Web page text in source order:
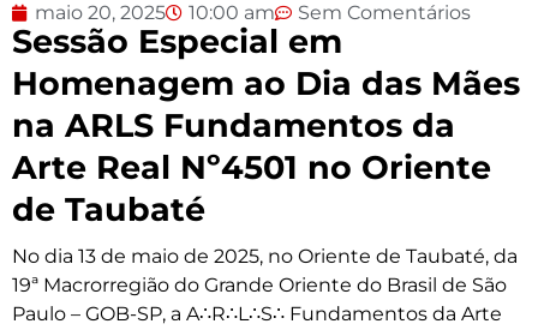
maio 20, 2025 10:00 am Sem Comentários
Sessão Especial em
Homenagem ao Dia das Mães
na ARLS Fundamentos da
Arte Real Nº4501 no Oriente
de Taubaté
No dia 13 de maio de 2025, no Oriente de Taubaté, da
19ª Macrorregião do Grande Oriente do Brasil de São
Paulo – GOB-SP, a A∴R∴L∴S∴ Fundamentos da Arte